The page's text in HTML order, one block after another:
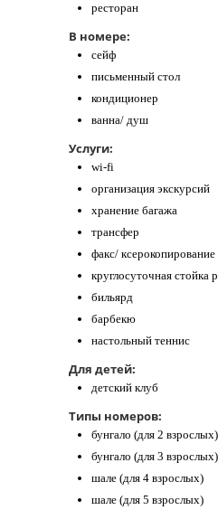
ресторан
В номере:
сейф
письменный стол
кондиционер
ванна/ душ
Услуги:
wi-fi
организация экскурсий
хранение багажа
трансфер
факс/ ксерокопирование
круглосуточная стойка
бильярд
барбекю
настольный теннис
Для детей:
детский клуб
Типы номеров:
бунгало (для 2 взрослых)
бунгало (для 3 взрослых)
шале (для 4 взрослых)
шале (для 5 взрослых)